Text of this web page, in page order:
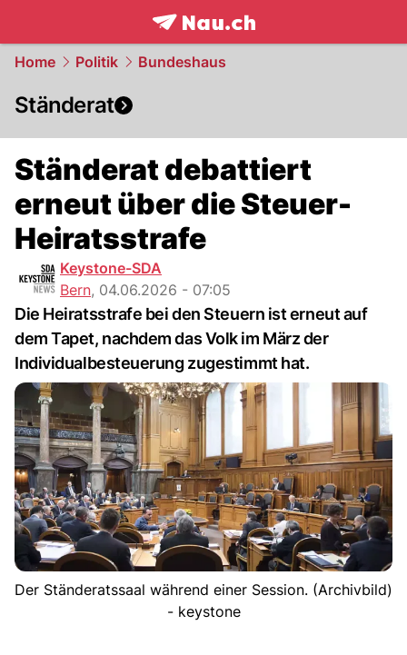
frontpage.NAU.ch
Home Politik Bundeshaus
Ständerat
Ständerat debattiert
erneut über die Steuer-
Heiratsstrafe
Keystone-SDA
Bern, 04.06.2026 - 07:05
Die Heiratsstrafe bei den Steuern ist erneut auf
dem Tapet, nachdem das Volk im März der
Individualbesteuerung zugestimmt hat.
Der Ständeratssaal während einer Session. (Archivbild)
- keystone